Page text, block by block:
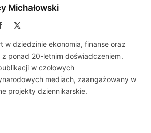
Michałowski
Facebook
w dziedzinie ekonomia, finanse oraz
z ponad 20-letnim doświadczeniem.
w czołowych
mediach, zaangażowany w
projekty dziennikarskie.